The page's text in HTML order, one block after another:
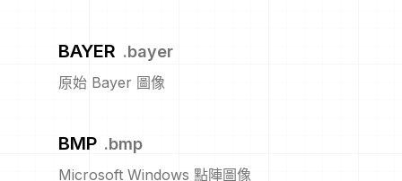
BAYER .bayer
原始 Bayer 圖像
BMP .bmp
Microsoft Windows 點陣圖像